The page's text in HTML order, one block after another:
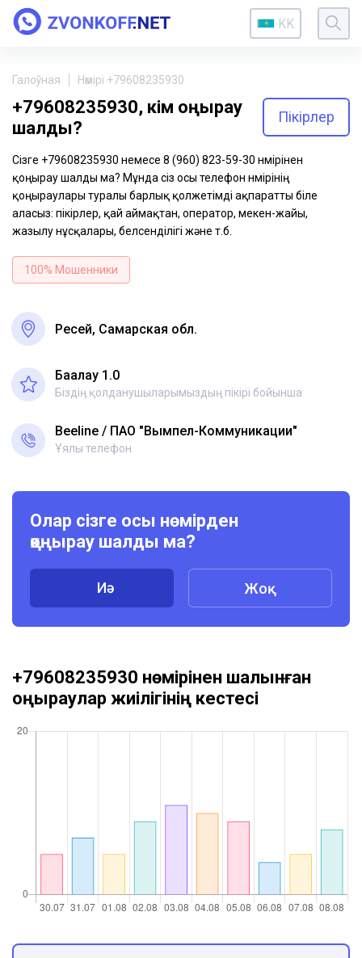
KK
Галоўная Нөмірі +79608235930
+79608235930, кім қоңырау
шалды?
Пікірлер
Сізге +79608235930 немесе 8 (960) 823-59-30 нөмірінен
қоңырау шалды ма? Мұнда сіз осы телефон нөмірінің
қоңыраулары туралы барлық қолжетімді ақпаратты біле
аласыз: пікірлер, қай аймақтан, оператор, мекен-жайы,
жазылу нұсқалары, белсенділігі және т.б.
100% Мошенники
Ресей, Самарская обл.
Бағалау 1.0
Біздің қолданушыларымыздың пікірі бойынша
Beeline ПАО "Вымпел-Коммуникации"
Ұялы телефон
Олар сізге осы нөмірден
қоңырау шалды ма?
Иә Жоқ
+79608235930 нөмірінен шалынған
қоңыраулар жиілігінің кестесі